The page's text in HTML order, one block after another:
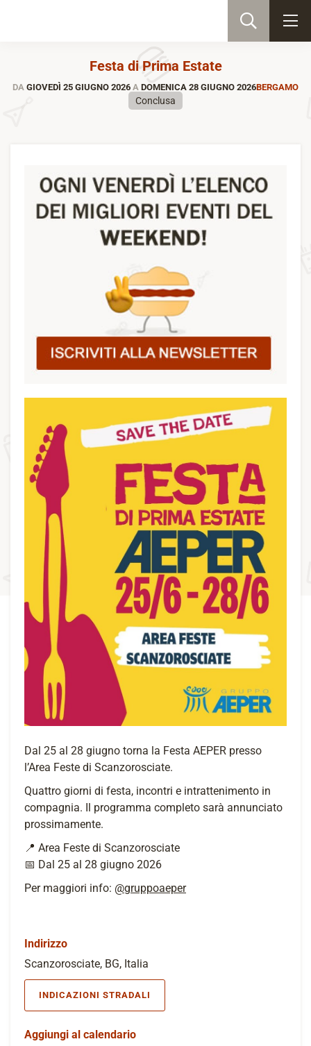
Festa di Prima Estate
DA GIOVEDÌ 25 GIUGNO 2026 A DOMENICA 28 GIUGNO 2026BERGAMO
Conclusa
Dal 25 al 28 giugno torna la Festa AEPER presso
l’Area Feste di Scanzorosciate.
Quattro giorni di festa, incontri e intrattenimento in
compagnia. Il programma completo sarà annunciato
prossimamente.
📍 Area Feste di Scanzorosciate
📅 Dal 25 al 28 giugno 2026
Per maggiori info: @gruppoaeper
Indirizzo
Scanzorosciate, BG, Italia
INDICAZIONI STRADALI
Aggiungi al calendario